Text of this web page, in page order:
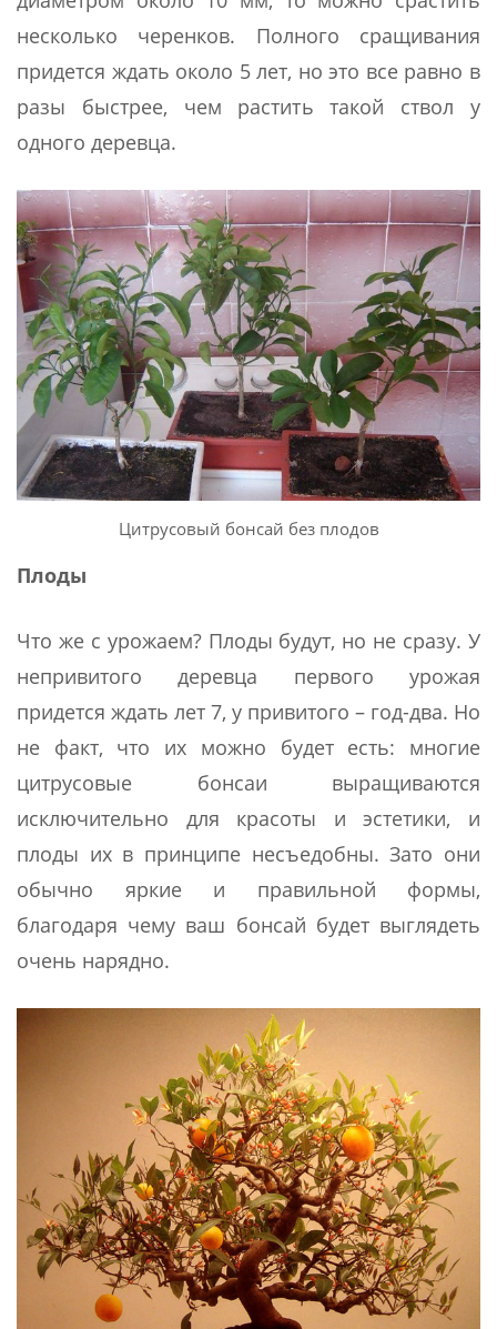
несколько черенков. Полного сращивания
придется ждать около 5 лет, но это все равно в
разы быстрее, чем растить такой ствол у
одного деревца.
Цитрусовый бонсай без плодов
Плоды
Что же с урожаем? Плоды будут, но не сразу. У
непривитого деревца первого урожая
придется ждать лет 7, у привитого – год-два. Но
не факт, что их можно будет есть: многие
цитрусовые бонсаи выращиваются
исключительно для красоты и эстетики, и
плоды их в принципе несъедобны. Зато они
обычно яркие и правильной формы,
благодаря чему ваш бонсай будет выглядеть
очень нарядно.